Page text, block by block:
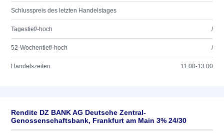
Schlusspreis des letzten Handelstages
Tagestief/-hoch /
52-Wochentief/-hoch /
Handelszeiten 11:00-13:00
Rendite DZ BANK AG Deutsche Zentral-
Genossenschaftsbank, Frankfurt am Main 3% 24/30